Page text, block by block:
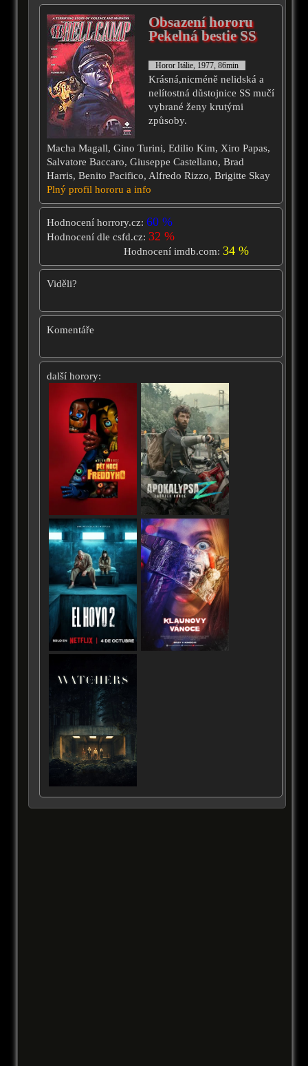
Obsazení hororu
Pekelná bestie SS
Horor Itálie, 1977, 86min
Krásná,nicméně nelidská a
nelítostná důstojnice SS mučí
vybrané ženy krutými
způsoby.
Macha Magall, Gino Turini, Edilio Kim, Xiro Papas,
Salvatore Baccaro, Giuseppe Castellano, Brad
Harris, Benito Pacifico, Alfredo Rizzo, Brigitte Skay
Plný profil hororu a info
Hodnocení horrory.cz: 60 %
Hodnocení dle csfd.cz: 32 %
Hodnocení imdb.com:34 %
Viděli?
Komentáře
další horory: